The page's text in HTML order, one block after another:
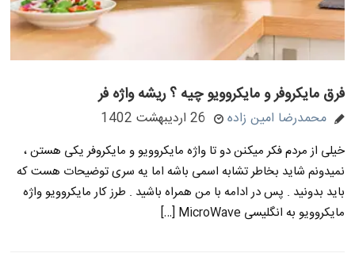
فرق مایکروفر و مایکروویو چیه ؟ ریشه واژه فر
محمدرضا امین زاده 26 اردیبهشت 1402
خیلی از مردم فکر میکنن دو تا واژه مایکروویو و مایکروفر یکی هستن ،
نمیدونم شاید بخاطر تشابه اسمی باشه اما یه سری توضیحات هست که
باید بدونید . پس در ادامه با من همراه باشید . طرز کار مایکروویو واژه
مایکروویو به انگلیسی MicroWave […]